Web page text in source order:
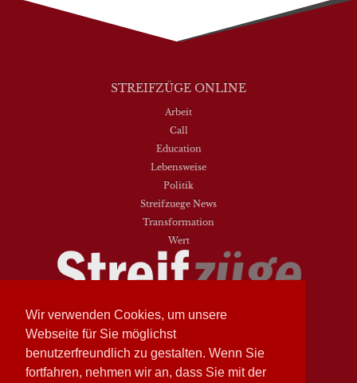
Wir verwenden Cookies, um unsere
Webseite für Sie möglichst
benutzerfreundlich zu gestalten. Wenn Sie
fortfahren, nehmen wir an, dass Sie mit der
STREIFZÜGE ONLINE
Arbeit
Call
Education
Lebensweise
Politik
Streifzuege News
Transformation
Wert
StreifzügeNr. 93 - Frühling 2026
StreifzügeNr. 94 - Herbst 2026
NEUESTE BEITRÄGE